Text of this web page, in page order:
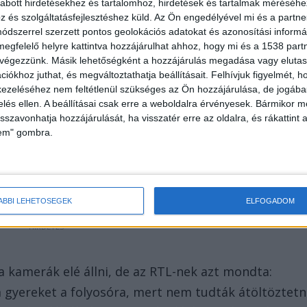
hirdetésekhez és tartalomhoz, hirdetések és tartalmak
és szolgáltatásfejlesztéshez küld. Az Ön engedélyével mi és a
szerzett pontos geolokációs adatokat és azonosítási
helyre kattintva hozzájárulhat ahhoz, hogy mi és a 1538
Másik lehetőségként a hozzájárulás megadása vagy
juthat, és megváltoztathatja beállításait. Felhívjuk figyelmét,
nem feltétlenül szükséges az Ön hozzájárulása, de
ellen. A beállításai csak erre a weboldalra érvényesek. Bármikor
hozzájárulását, ha visszatér erre az oldalra, és rákattint
gombra.
LEHETŐSÉGEK ELFOGADOM
az ő kisfiát is érték atrocitások az óvodában.
kapott, haza kellett vinniük, majd később
Szerinte voltak gyerekek, akiket
miatt. Többször is látott már egyedül síró
és kapuk nyitva voltak.
elé állni, de az RTL-nek azt mondta:
a folyosóra, mert nem tudták